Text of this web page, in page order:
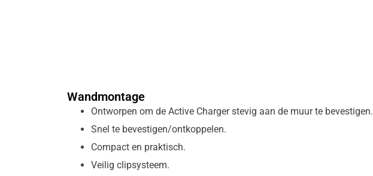
Wandmontage
Ontworpen om de Active Charger stevig aan de muur te bevestigen.
Snel te bevestigen/ontkoppelen.
Compact en praktisch.
Veilig clipsysteem.